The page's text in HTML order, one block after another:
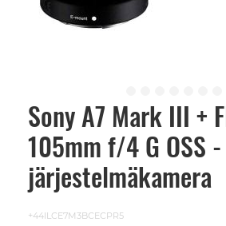
Sony A7 Mark III +
105mm f/4 G OSS -
järjestelmäkamera
+44ILCE7M3BCECPR5
Skip
beginning
images